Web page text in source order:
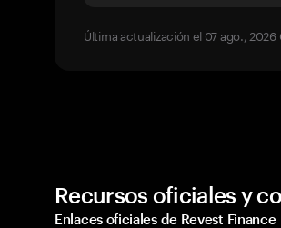
Última actualización el 07 ago.,
Recursos oficiales y
Enlaces oficiales de Revest Finance